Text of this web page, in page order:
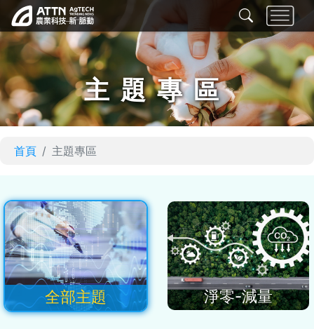
主題專區
首頁 主題專區
全部主題 淨零-減量